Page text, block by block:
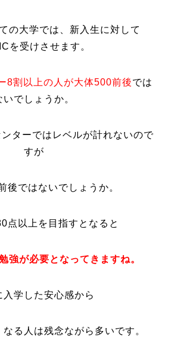
の大学では、新入生に対して
を受けさせます。
8割以上の人が大体500前後では
いでしょうか。
ターではレベルが計れないので
すが
後ではないでしょうか。
点以上を目指すとなると
強が必要となってきますね。
入学した安心感から
る人は残念ながら多いです。